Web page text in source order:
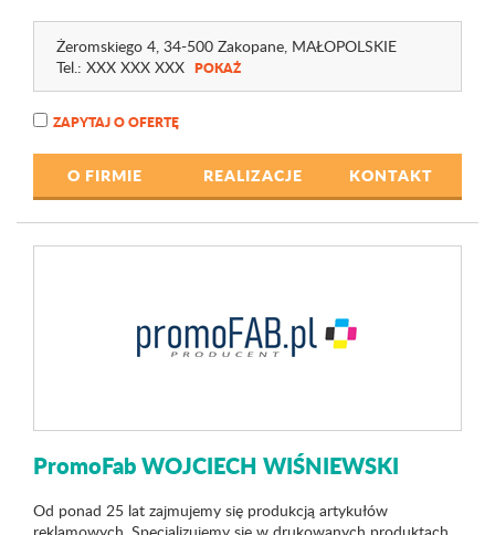
Żeromskiego 4, 34-500 Zakopane, MAŁOPOLSKIE
Tel.: XXX XXX XXX POKAŻ
ZAPYTAJ O OFERTĘ
O FIRMIE REALIZACJE KONTAKT
PromoFab WOJCIECH WIŚNIEWSKI
Od ponad 25 lat zajmujemy się produkcją artykułów